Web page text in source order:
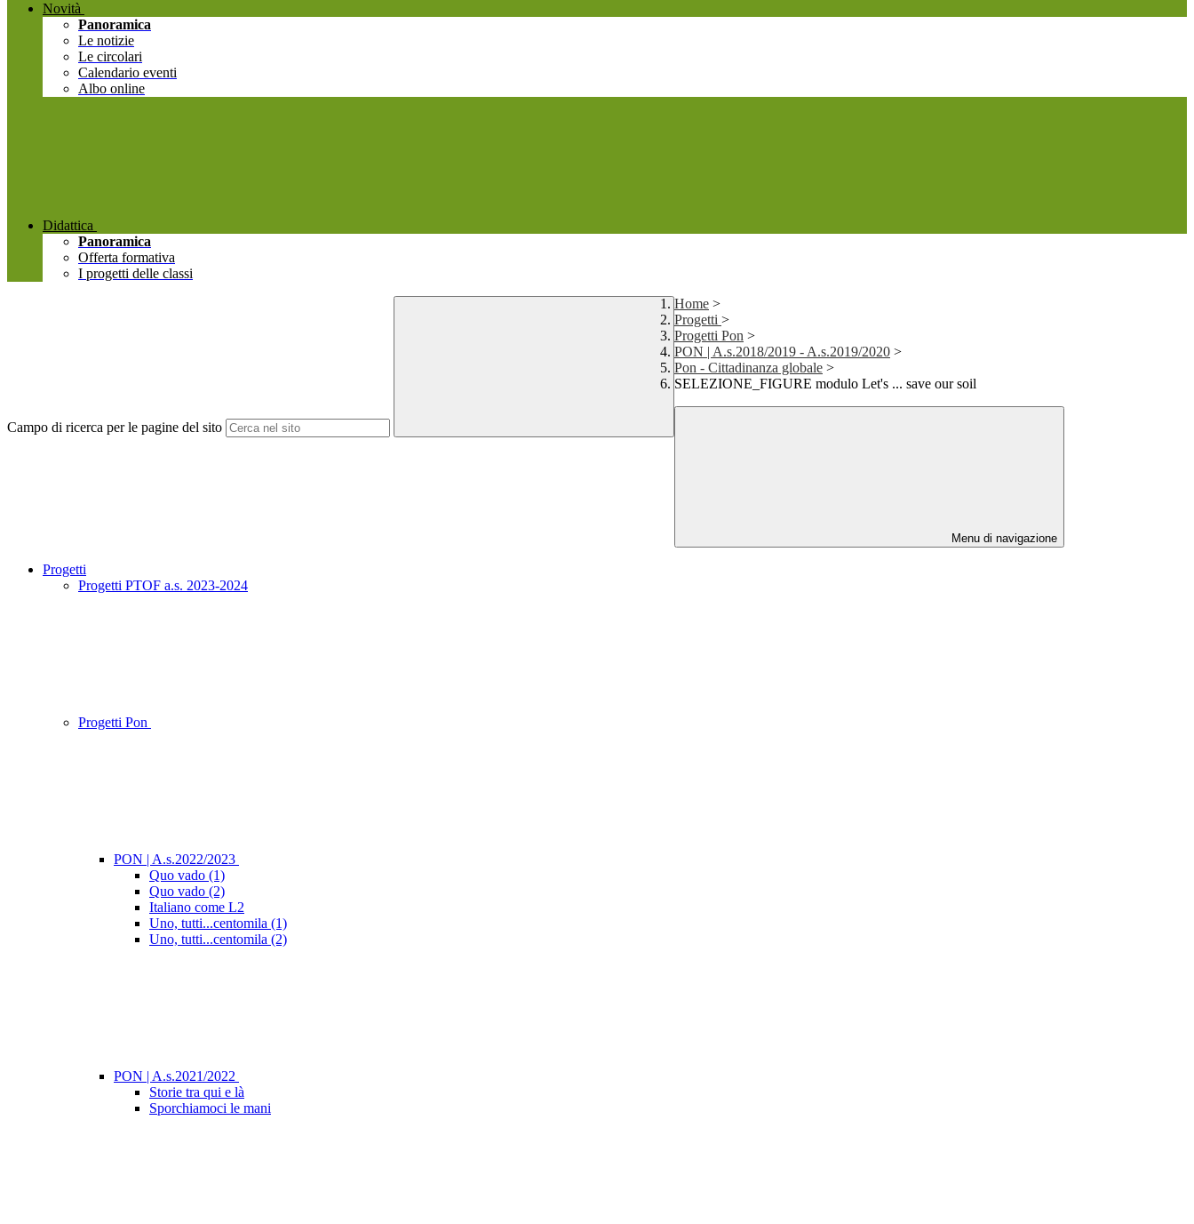
Novità
Panoramica
Le notizie
Le circolari
Calendario eventi
Albo online
Didattica
Panoramica
Offerta formativa
I progetti delle classi
Campo di ricerca per le pagine del sito
Home >
Progetti >
Progetti Pon >
PON | A.s.2018/2019 - A.s.2019/2020 >
Pon - Cittadinanza globale >
SELEZIONE_FIGURE modulo Let's ... save our soil
Menu di navigazione
Progetti
Progetti PTOF a.s. 2023-2024
Progetti Pon
PON | A.s.2022/2023
Quo vado (1)
Quo vado (2)
Italiano come L2
Uno, tutti...centomila (1)
Uno, tutti...centomila (2)
PON | A.s.2021/2022
Storie tra qui e là
Sporchiamoci le mani